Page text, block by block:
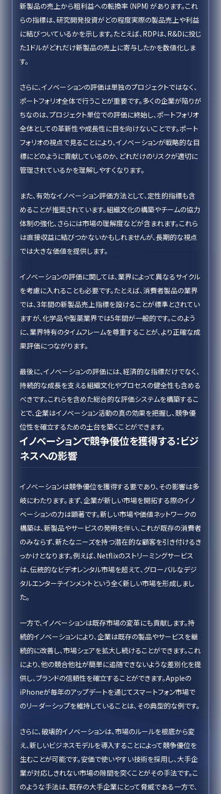
新製品の売上から粗利益への転換率（NPM）があります。これ
らの指標は、研究開発投資がどの程度実際の製品売上や利益
に結びついているかを示します。たとえば、RDPは、R&Dに投じ
た1ドルがどれだけ新製品の売上に寄与したかを数値化しま
す。
さらに、イノベーションの評価は単独のプロジェクトではなく、
ポートフォリオ全体で行うことが重要です。多くの企業が陥りが
ちなのは、プロジェクト単位での評価に終始し、ポートフォリオ
全体としての革新性や成長性に目を向けないことです。ポート
フォリオの視点で見ることにより、イノベーションが戦略的な目
標にどのように貢献しているのか、どれだけのリスクが適切に
管理されているかを理解しやすくなります。
また、有効なイノベーション評価方法として、定性的指標も含
めることが推奨されています。組織文化の構築やチームの協力
体制の強化、さらには市場の理解度などが含まれます。これら
は直接収益に結びつかないかもしれませんが、長期的な視点
では大きな価値を提供します。
イノベーションの評価に関しては、業界によって異なるサイクル
を考慮に入れることも必要です。たとえば、消費者製品の業界
では、3年間の新製品売上指標を設けることが標準とされてい
ますが、化学品や製薬業界では5年間が一般的です。このよう
に、業界特有のタイムフレームを尊重することが、より正確な成
果評価につながります。
最後に、イノベーションの評価には、経済的な指標だけでなく、
持続的な成長を支える組織文化やプロセスの健全性も含める
べきです。これらを含めた総合的な評価システムを構築するこ
とで、企業はイノベーション活動の真の効果を把握し、競争優
位性を確立するための土台を築くことができます。
イノベーションで競争優位を獲得する：ビジ
ネスへの影響
イノベーションは競争優位を獲得する要であり、その影響は多
岐にわたります。まず、企業が新しい市場を開拓する際のイノ
ベーションの力は顕著です。新しい市場や価値ネットワークの
構築は、新製品やサービスの発明を伴い、これが既存の消費者
のみならず、新たなニーズを持つ潜在的な顧客を引き付けるき
っかけとなります。例えば、Netflixのストリーミングサービス
は、伝統的なビデオレンタル市場を超えて、グローバルなデジ
タルエンターテインメントという全く新しい市場を形成しまし
た。
一方で、イノベーションは既存市場の変革にも貢献します。持
続的イノベーションにより、企業は既存の製品やサービスを継
続的に改善し、市場シェアを拡大し続けることができます。これ
により、他の競合他社が簡単に追随できないような差別化を提
供し、ブランドの信頼性を確立することができます。Appleの
iPhoneが毎年のアップデートを通じてスマートフォン市場で
のリーダーシップを維持していることは、その典型的な例です。
さらに、破壊的イノベーションは、市場のルールを根底から変
え、新しいビジネスモデルを導入することによって競争優位を
生むことが可能です。安価で使いやすい技術を採用し、大手企
業が対応しきれない市場の隙間を突くことがその手法です。こ
のような手法は、既存の大手企業にとって脅威である一方で、